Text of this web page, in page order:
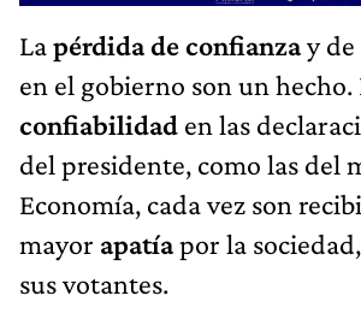
Lapérdida de confianzay de
en el gobierno son un hecho.
confiabilidad en las
del presidente, como las del
Economía, cada vez son
mayor apatíapor la
sus votantes.